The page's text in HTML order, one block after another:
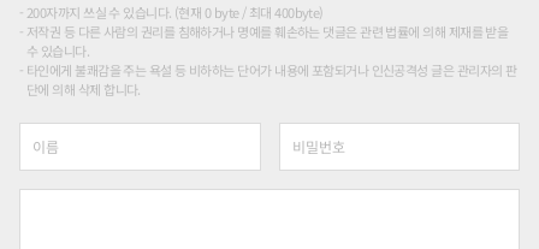
200자까지 쓰실 수 있습니다. (현재 0 byte / 최대 400byte)
저작권 등 다른 사람의 권리를 침해하거나 명예를 훼손하는 댓글은 관련 법률에 의해 제재를 받을
수 있습니다.
타인에게 불쾌감을 주는 욕설 등 비하하는 단어가 내용에 포함되거나 인신공격성 글은 관리자의 판
단에 의해 삭제 합니다.